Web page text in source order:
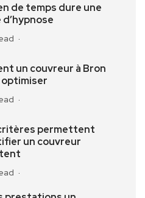
de temps dure une
d’hypnose
un couvreur à Bron
permettent
un couvreur